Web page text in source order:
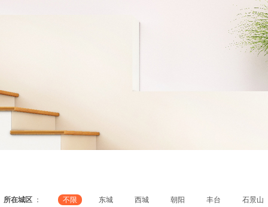
所在城区 ： 不限 东城 西城 朝阳 丰台 石景山